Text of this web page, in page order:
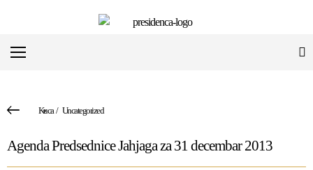
Kuca/ Uncategorized
Agenda Predsednice Jahjaga za 31 decembar 2013